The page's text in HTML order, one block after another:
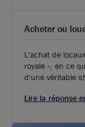
Acheter ou
L'achat de
royale », en ce
d'une véritable
d'éliminer les
Lire la réponse